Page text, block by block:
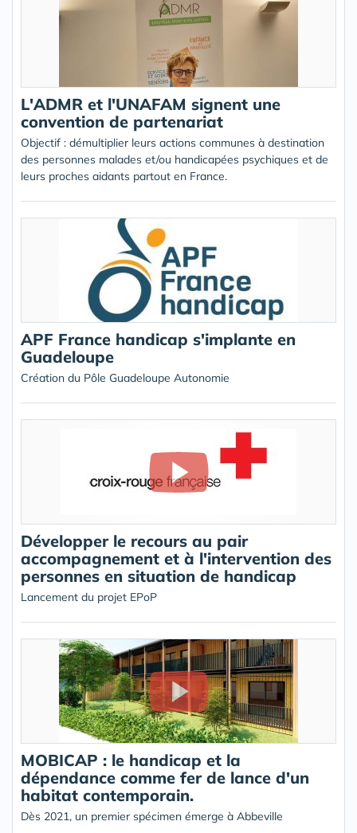
L'ADMR et l'UNAFAM signent une
convention de partenariat
Objectif : démultiplier leurs actions communes à destination
des personnes malades et/ou handicapées psychiques et de
leurs proches aidants partout en France.
APF France handicap s'implante en
Guadeloupe
Création du Pôle Guadeloupe Autonomie
Développer le recours au pair
accompagnement et à l'intervention des
personnes en situation de handicap
Lancement du projet EPoP
MOBICAP : le handicap et la
dépendance comme fer de lance d'un
habitat contemporain.
Dès 2021, un premier spécimen émerge à Abbeville